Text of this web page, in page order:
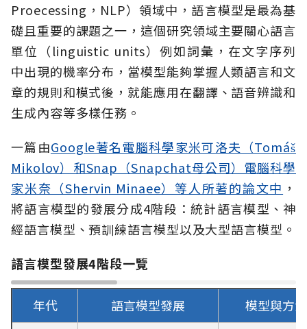
Proecessing，NLP）領域中，語言模型是最為基
礎且重要的課題之一，這個研究領域主要關心語言
單位（linguistic units）例如詞彙，在文字序列
中出現的機率分布，當模型能夠掌握人類語言和文
章的規則和模式後，就能應用在翻譯、語音辨識和
生成內容等多樣任務。
一篇由Google著名電腦科學家米可洛夫（Tomáš
Mikolov）和Snap（Snapchat母公司）電腦科學
家米奈（Shervin Minaee）等人所著的論文中 ，
將語言模型的發展分成4階段：統計語言模型、神
經語言模型、預訓練語言模型以及大型語言模型。
語言模型發展4階段一覽
年代 語言模型發展
模型與方